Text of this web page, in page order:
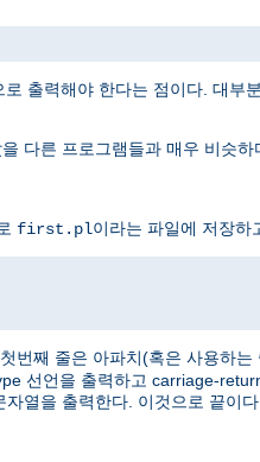
출력해야 한다는 점이다. 대
다른 프로그램들과 매우 비슷하
first.pl이라는 파일에 저장하
번째 줄은 아파치(혹은 사용하는
선언을 출력하고 carriage-
열을 출력한다. 이것으로 끝이다.